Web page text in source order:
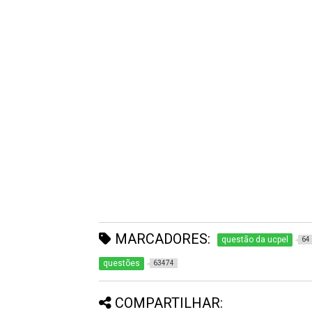
MARCADORES: questão da ucpel 64
questões 63474
COMPARTILHAR: